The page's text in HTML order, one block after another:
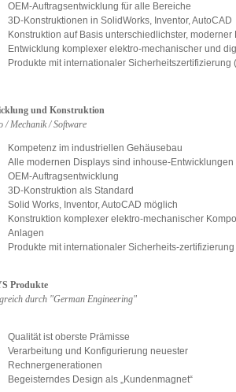
OEM-Auftragsentwicklung für alle Bereiche
3D-Konstruktionen in SolidWorks, Inventor, AutoCAD
Konstruktion auf Basis unterschiedlichster,
Entwicklung komplexer elektro-mechanischer und
Produkte mit internationaler Sicherheitszertifizierung
und Konstruktion
/ Mechanik / Software
Kompetenz im industriellen Gehäusebau
Alle modernen Displays sind inhouse-Entwicklungen
OEM-Auftragsentwicklung
3D-Konstruktion als Standard
Solid Works, Inventor, AutoCAD möglich
Konstruktion komplexer elektro-mechanischer
Anlagen
Produkte mit internationaler Sicherheits-zertifizierung
Produkte
durch "German Engineering"
Qualität ist oberste Prämisse
Verarbeitung und Konfigurierung neuester
Rechnergenerationen
Begeisterndes Design als „Kundenmagnet“